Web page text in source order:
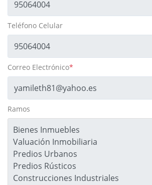
Teléfono Celular
Correo Electrónico*
Ramos
Bienes Inmuebles
Valuación Inmobiliaria
Predios Urbanos
Predios Rústicos
Construcciones Industriales